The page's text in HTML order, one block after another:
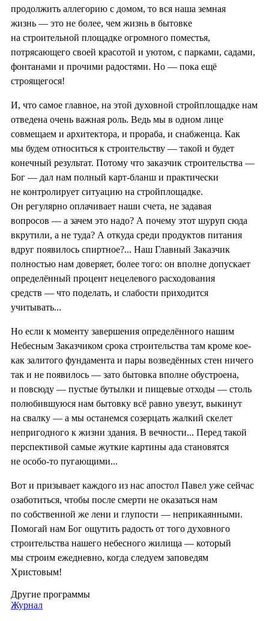
продолжить аллегорию с домом, то вся наша земная
жизнь — это не более, чем жизнь в бытовке
на строительной площадке огромного поместья,
потрясающего своей красотой и уютом, с парками, садами,
фонтанами и прочими радостями. Но — пока ещё
строящегося!
И, что самое главное, на этой духовной стройплощадке нам
отведена очень важная роль. Ведь мы в одном лице
совмещаем и архитектора, и прораба, и снабженца. Как
мы будем относиться к строительству — такой и будет
конечный результат. Потому что заказчик строительства —
Бог — дал нам полный карт-бланш и практически
не контролирует ситуацию на стройплощадке.
Он регулярно оплачивает наши счета, не задавая
вопросов — а зачем это надо? А почему этот шуруп сюда
вкрутили, а не туда? А откуда среди продуктов питания
вдруг появилось спиртное?... Наш Главный Заказчик
полностью нам доверяет, более того: он вполне допускает
определённый процент нецелевого расходования
средств — что поделать, и слабости приходится
учитывать...
Но если к моменту завершения определённого нашим
Небесным Заказчиком срока строительства там кроме кое-
как залитого фундамента и пары возведённых стен ничего
так и не появилось — зато бытовка вполне обустроена,
и повсюду — пустые бутылки и пищевые отходы — столь
полюбившуюся нам бытовку всё равно увезут, выкинут
на свалку — а мы останемся созерцать жалкий скелет
непригодного к жизни здания. В вечности... Перед такой
перспективой самые жуткие картины ада становятся
не особо-то пугающими...
Вот и призывает каждого из нас апостол Павел уже сейчас
озаботиться, чтобы после смерти не оказаться нам
по собственной же лени и глупости — неприкаянными.
Помогай нам Бог ощутить радость от того духовного
строительства нашего небесного жилища — который
мы строим ежедневно, когда следуем заповедям
Христовым!
Другие программы
Журнал